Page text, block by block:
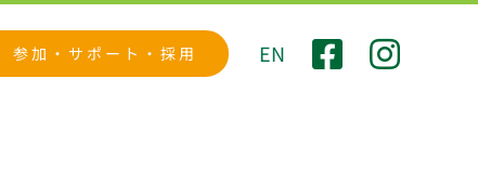
参加・サポート・採用 EN